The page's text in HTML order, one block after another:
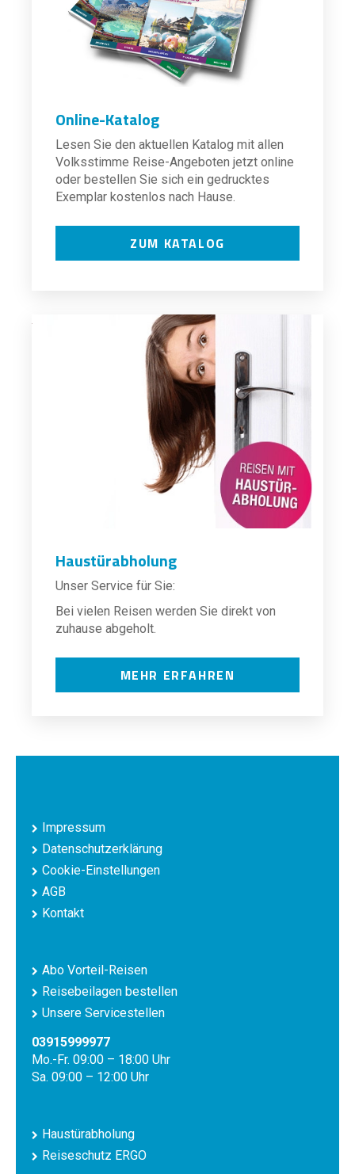
Online-Katalog
Lesen Sie den aktuellen Katalog mit allen
Volksstimme Reise-Angeboten jetzt online
oder bestellen Sie sich ein gedrucktes
Exemplar kostenlos nach Hause.
ZUM KATALOG
Haustürabholung
Unser Service für Sie:
Bei vielen Reisen werden Sie direkt von
zuhause abgeholt.
MEHR ERFAHREN
Impressum
Datenschutzerklärung
Cookie-Einstellungen
AGB
Kontakt
Abo Vorteil-Reisen
Reisebeilagen bestellen
Unsere Servicestellen
03915999977
Mo.-Fr. 09:00 – 18:00 Uhr
Sa. 09:00 – 12:00 Uhr
Haustürabholung
Reiseschutz ERGO